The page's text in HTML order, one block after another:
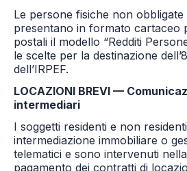
Le persone fisiche non obbligate
presentano in formato cartaceo
postali il modello “Redditi
le scelte per la destinazione
dell’IRPEF.
LOCAZIONI BREVI —
intermediari
I soggetti residenti e non
intermediazione immobiliare o
telematici e sono intervenuti
pagamento dei contratti di